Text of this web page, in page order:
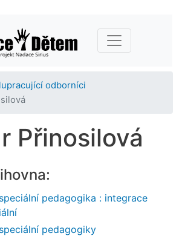
hlavnímu
obsahu
odborníci
Přinosilová
pedagogika : integrace
pedagogiky